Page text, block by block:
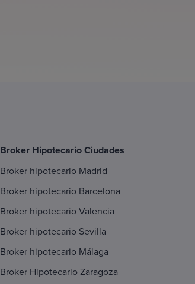
Broker Hipotecario Ciudades
Broker hipotecario Madrid
Broker hipotecario Barcelona
Broker hipotecario Valencia
Broker hipotecario Sevilla
Broker hipotecario Málaga
Broker Hipotecario Zaragoza